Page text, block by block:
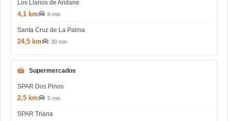
Los Llanos de Aridane
4,1 km 8 min
Santa Cruz de La Palma
24,5 km 30 min
Supermercados
SPAR Dos Pinos
2,5 km 5 min
SPAR Triana